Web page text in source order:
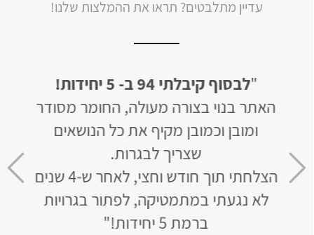
עדיין מתלבטים? תראו את ההמלצות שלנו!
"לבסוף קיבלתי 94 ב- 5 יחידות!
האתר בנוי בצורה מעולה, החומר מסודר
ומובן וכמובן מקיף את כל הנושאים
שצריך לבגרות.
הצלחתי תוך חודש וחצי, לאחר ש-4 שנים
לא נגעתי במתמטיקה, לפתור בגרויות
ברמת 5 יחידות!"